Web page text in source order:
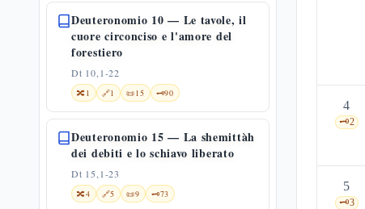
Deuteronomio 10 — Le tavole, il
cuore circonciso e l'amore del
forestiero
Dt 10,1-22
🔀1 🔗1 📜15 🗝️90
Deuteronomio 15 — La shemittàh
dei debiti e lo schiavo liberato
Dt 15,1-23
🔀4 🔗5 📜9 🗝️73
4
🗝️2
5
🗝️3